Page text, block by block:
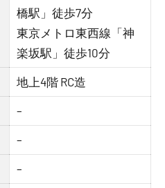
橋駅」徒歩7分
東京メトロ東西線「神
楽坂駅」徒歩10分
地上4階 RC造
–
–
–